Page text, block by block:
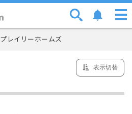
プレイリーホームズ
表示切替